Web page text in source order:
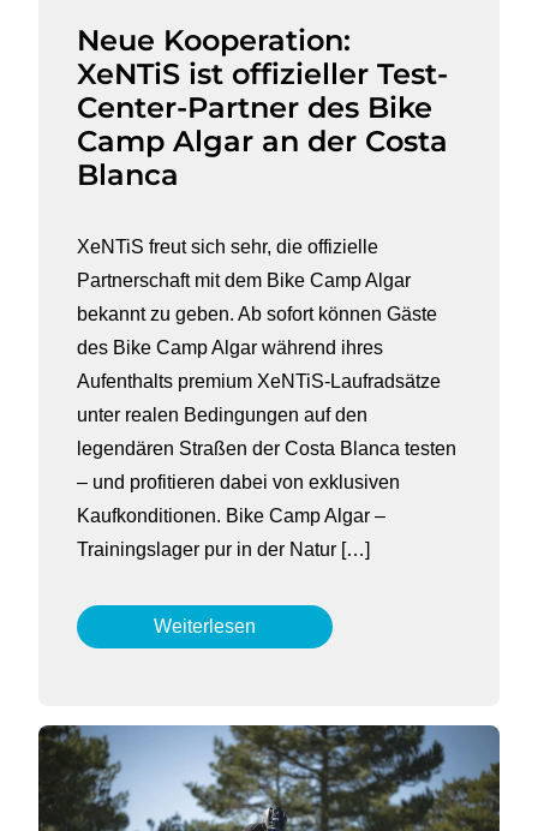
Neue Kooperation:
XeNTiS ist offizieller Test-
Center-Partner des Bike
Camp Algar an der Costa
Blanca
XeNTiS freut sich sehr, die offizielle
Partnerschaft mit dem Bike Camp Algar
bekannt zu geben. Ab sofort können Gäste
des Bike Camp Algar während ihres
Aufenthalts premium XeNTiS-Laufradsätze
unter realen Bedingungen auf den
legendären Straßen der Costa Blanca testen
– und profitieren dabei von exklusiven
Kaufkonditionen. Bike Camp Algar –
Trainingslager pur in der Natur […]
Weiterlesen